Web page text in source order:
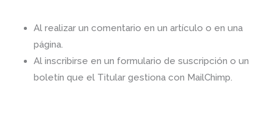
Al realizar un comentario en un artículo o en una
página.
Al inscribirse en un formulario de suscripción o un
boletín que el Titular gestiona con MailChimp.